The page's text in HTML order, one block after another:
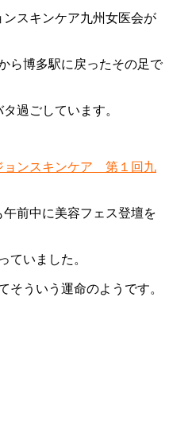
スキンケア九州女医会が
ら博多駅に戻ったその足で
過ごしています。
ョンスキンケア 第１回九
前中に美容フェス登壇を
ていました。
そういう運命のようです。